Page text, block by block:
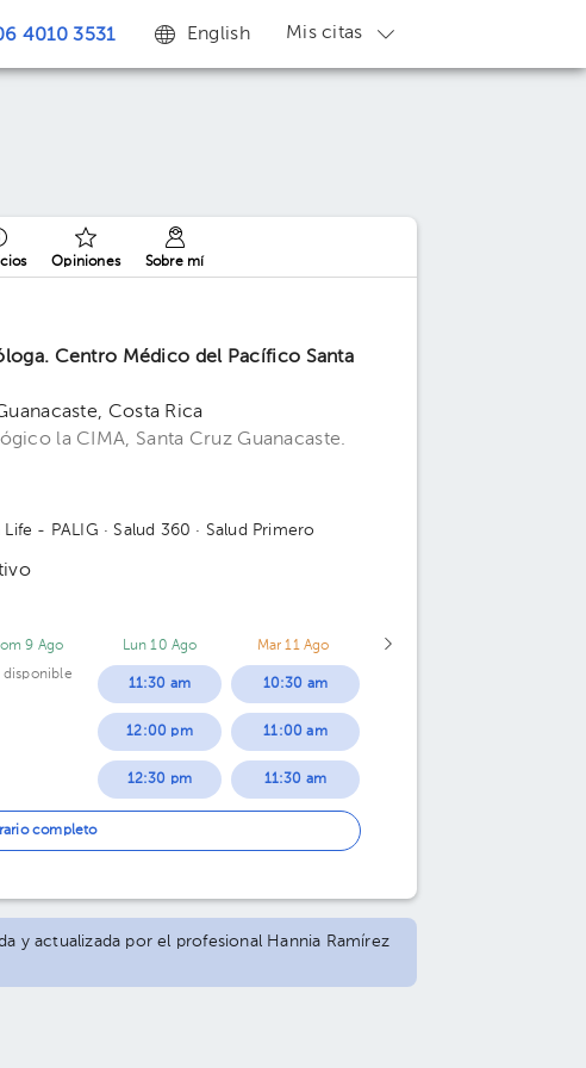
4010 3531 English Mis citas
Opiniones Sobre mí
Centro Médico del Pacífico Santa
Costa Rica
la CIMA, Santa Cruz Guanacaste.
Life - PALIG · Salud 360 · Salud Primero
9 Ago
disponible
Lun 10 Ago
11:30 am
12:00 pm
12:30 pm
02:30 pm
Mar 11 Ago
10:30 am
11:00 am
11:30 am
01:00 pm
completo
y actualizada por el profesional Hannia Ramírez